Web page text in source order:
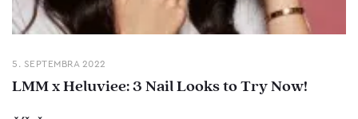
5. SEPTEMBRA 2022
LMM x Heluviee: 3 Nail Looks to Try Now!